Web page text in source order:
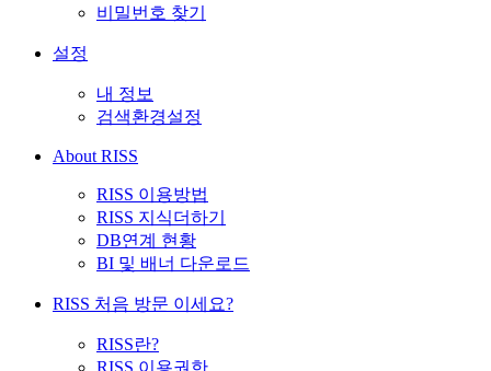
비밀번호 찾기
설정
내 정보
검색환경설정
About RISS
RISS 이용방법
RISS 지식더하기
DB연계 현황
BI 및 배너 다운로드
RISS 처음 방문 이세요?
RISS란?
RISS 이용권한